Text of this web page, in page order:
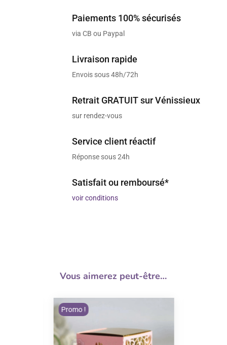
Paiements 100% sécurisés
via CB ou Paypal
Livraison rapide
Envois sous 48h/72h
Retrait GRATUIT sur Vénissieux
sur rendez-vous
Service client réactif
Réponse sous 24h
Satisfait ou remboursé*
voir conditions
Vous aimerez peut-être…
Promo !